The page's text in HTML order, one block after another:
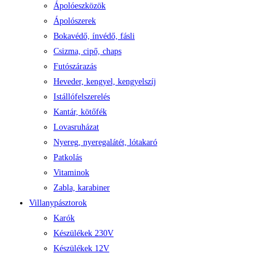
Ápolóeszközök
Ápolószerek
Bokavédő, ínvédő, fásli
Csizma, cipő, chaps
Futószárazás
Heveder, kengyel, kengyelszíj
Istállófelszerelés
Kantár, kötőfék
Lovasruházat
Nyereg, nyeregalátét, lótakaró
Patkolás
Vitaminok
Zabla, karabiner
Villanypásztorok
Karók
Készülékek 230V
Készülékek 12V